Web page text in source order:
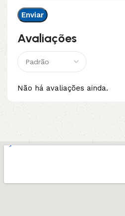
Avaliações
Não há avaliações ainda.